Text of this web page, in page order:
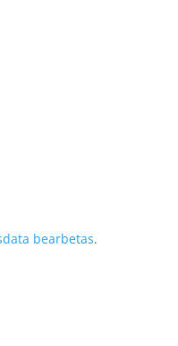
bearbetas.